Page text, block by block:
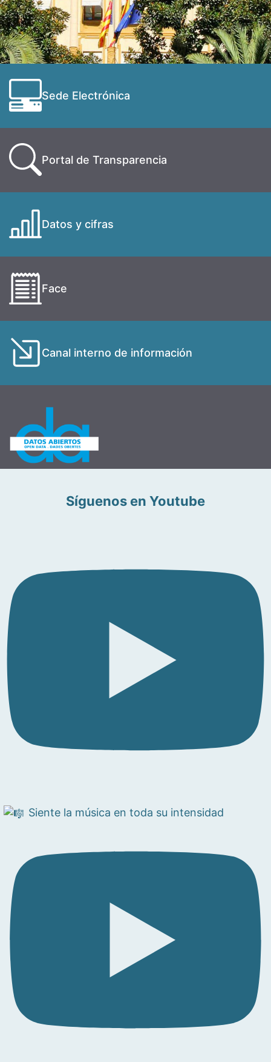
Sede Electrónica
Portal de Transparencia
Datos y cifras
Face
Canal interno de información
Síguenos en Youtube
Siente la música en toda su intensidad